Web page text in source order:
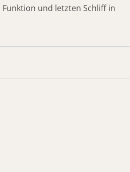
und letzten Schliff in